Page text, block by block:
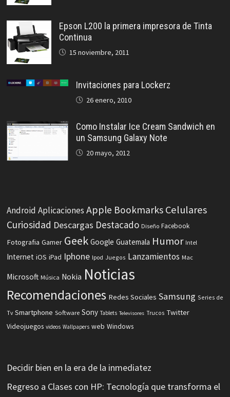
Epson L200 la primera impresora de Tinta
Continua
15 noviembre, 2011
Invitaciones para Lockerz
26 enero, 2010
Como Instalar Ice Cream Sandwich en
un Samsung Galaxy Note
20 mayo, 2012
Android Aplicaciones Apple Bookmarks Celulares
Curiosidad Descargas Destacado Diseño Facebook
Fotografia Gamer Geek Google Guatemala Humor Intel
Internet iOS iPad Iphone Ipod Juegos Lanzamientos Mac
Microsoft Música Nokia Noticias
Recomendaciones Redes Sociales Samsung Series de
Tv Smartphone Software Sony Tablets Televisores Trucos Twitter
Videojuegos videos Wallpapers web Windows
Decidir bien en la era de la inmediatez
Regreso a Clases con HP: Tecnología que transforma el